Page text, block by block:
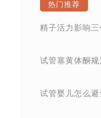
热门推荐
精子活力影响
试管塞黄体酮
试管婴儿怎么